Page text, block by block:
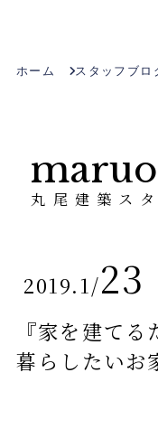
ホーム スタッフブロ
丸尾建築ス
2019.1 /23
『家を建て
暮らしたいお